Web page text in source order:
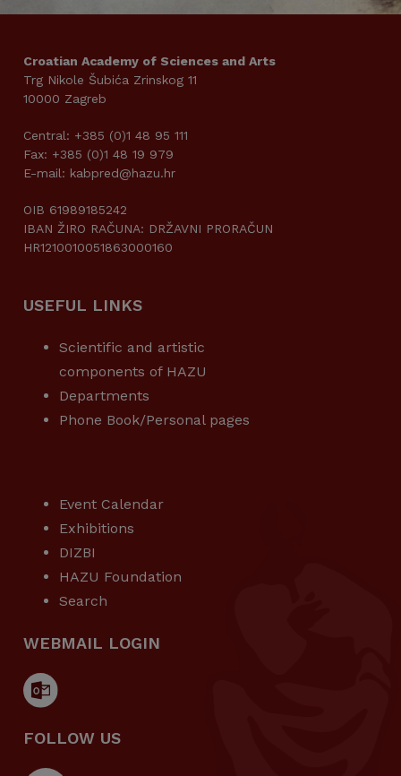
Croatian Academy of Sciences and Arts
Trg Nikole Šubića Zrinskog 11
10000 Zagreb
Central: +385 (0)1 48 95 111
Fax: +385 (0)1 48 19 979
E-mail: kabpred@hazu.hr
OIB 61989185242
IBAN ŽIRO RAČUNA: DRŽAVNI PRORAČUN
HR1210010051863000160
USEFUL LINKS
Scientific and artistic
components of HAZU
Departments
Phone Book/Personal pages
Event Calendar
Exhibitions
DIZBI
HAZU Foundation
Search
WEBMAIL LOGIN
FOLLOW US